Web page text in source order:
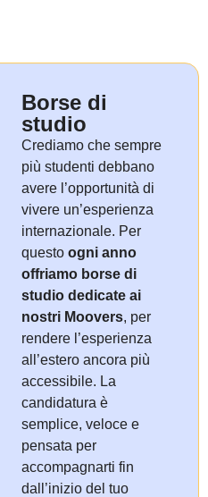
Borse di
studio
Crediamo che sempre
più studenti debbano
avere l’opportunità di
vivere un’esperienza
internazionale. Per
questo ogni anno
offriamo borse di
studio dedicate ai
nostri Moovers, per
rendere l’esperienza
all’estero ancora più
accessibile. La
candidatura è
semplice, veloce e
pensata per
accompagnarti fin
dall’inizio del tuo